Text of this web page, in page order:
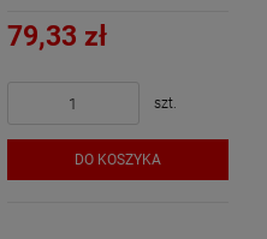
79,33 zł
szt.
DO KOSZYKA